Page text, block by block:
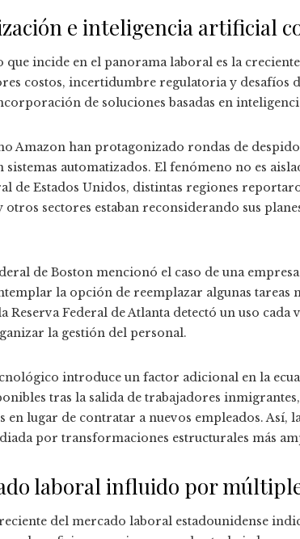
e inteligencia artificial
que incide en el panorama laboral es la
costos, incertidumbre regulatoria y desafíos
de soluciones basadas en
Amazon han protagonizado rondas de
sistemas automatizados. El fenómeno no es
de Estados Unidos, distintas regiones
otros sectores estaban reconsiderando sus
de Boston mencionó el caso de una
la opción de reemplazar algunas tareas
Reserva Federal de Atlanta detectó un uso
la gestión del personal.
introduce un factor adicional en la
tras la salida de trabajadores
en lugar de contratar a nuevos empleados.
por transformaciones estructurales más
laboral influido por
del mercado laboral estadounidense